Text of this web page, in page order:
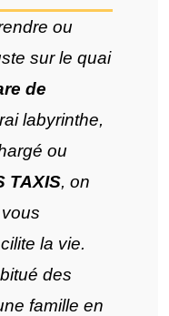
ou
sur le quai
de
labyrinthe,
ou
TAXIS, on
la vie.
des
famille en